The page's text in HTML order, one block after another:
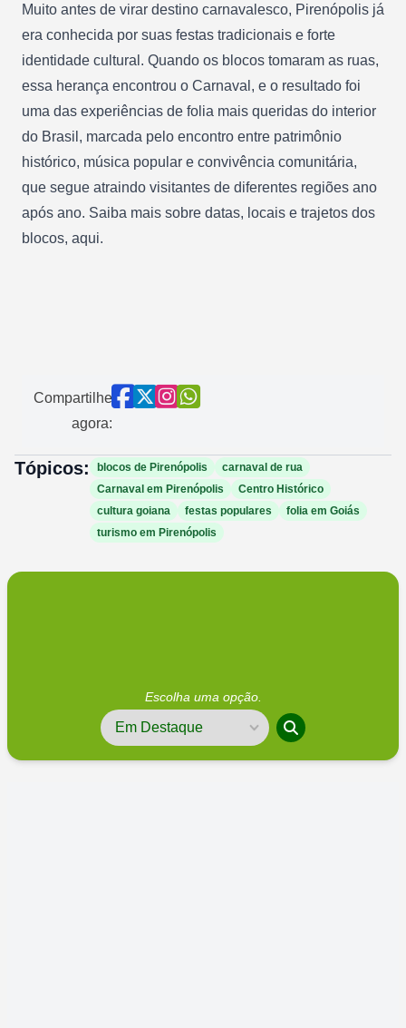
Muito antes de virar destino carnavalesco, Pirenópolis já
era conhecida por suas festas tradicionais e forte
identidade cultural. Quando os blocos tomaram as ruas,
essa herança encontrou o Carnaval, e o resultado foi
uma das experiências de folia mais queridas do interior
do Brasil, marcada pelo encontro entre patrimônio
histórico, música popular e convivência comunitária,
que segue atraindo visitantes de diferentes regiões ano
após ano. Saiba mais sobre datas, locais e trajetos dos
blocos, aqui.
Compartilhe
agora:
Tópicos: blocos de Pirenópolis
carnaval de rua
Carnaval em Pirenópolis
Centro Histórico
cultura goiana
festas populares
folia em Goiás
turismo em Pirenópolis
Escolha uma opção.